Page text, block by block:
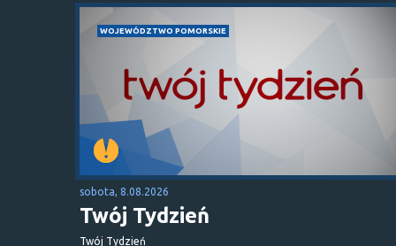
WOJEWÓDZTWO POMORSKIE
sobota, 8.08.2026
Twój Tydzień
Twój Tydzień